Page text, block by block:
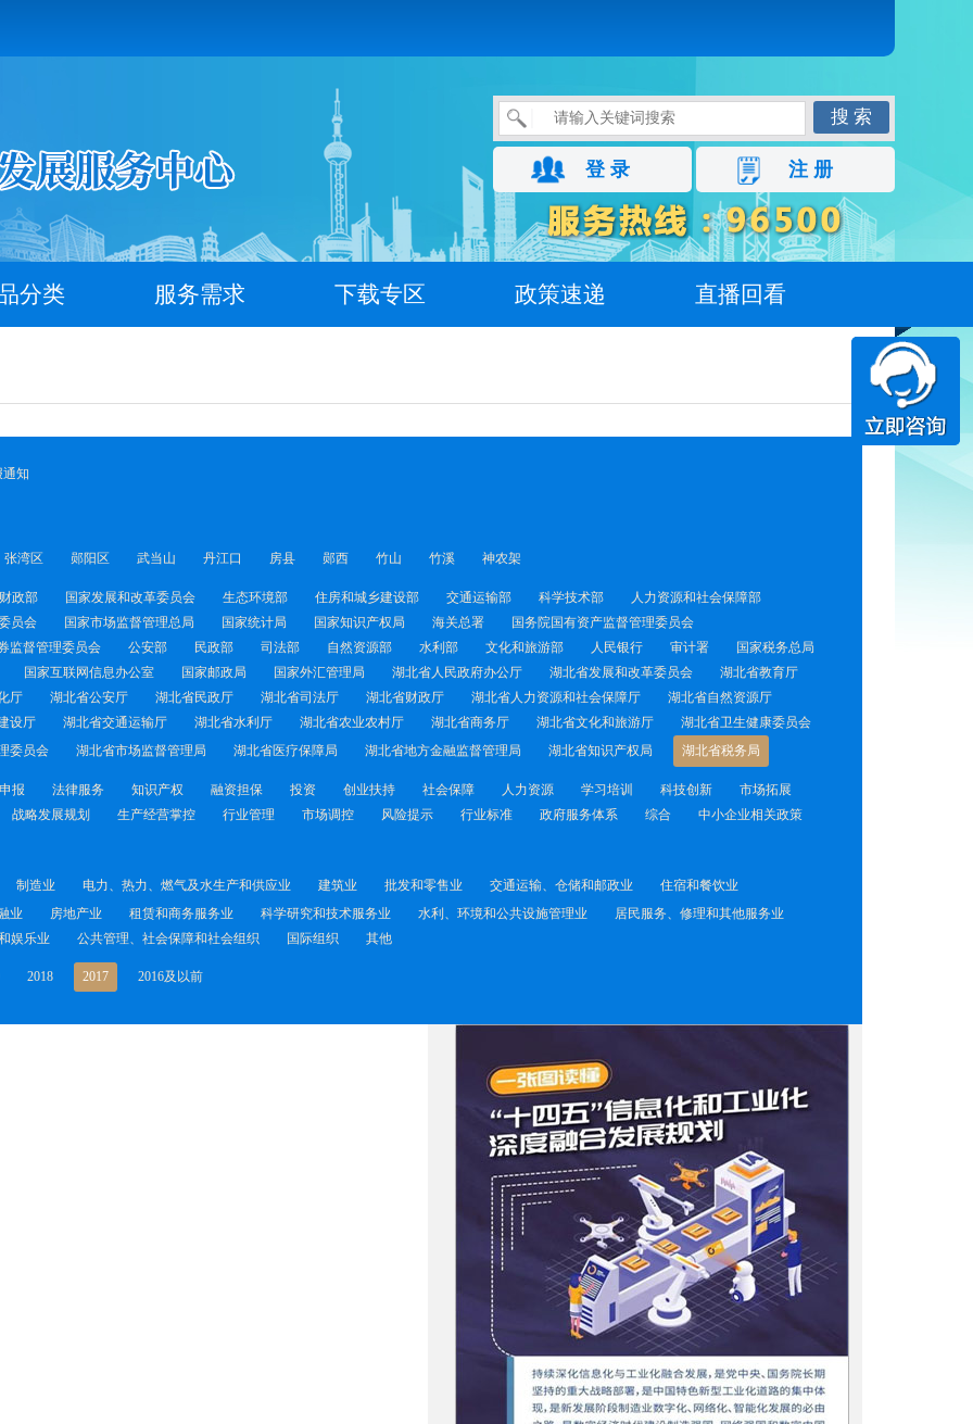
搜 索
登 录 注 册
分类 服务需求 下载专区 政策速递 直播回看
通知
张湾区 郧阳区 武当山 丹江口 房县 郧西 竹山 竹溪 神农架
财政部 国家发展和改革委员会 生态环境部 住房和城乡建设部 交通运输部 科学技术部
人力资源和社会保障部
员会 国家市场监督管理总局 国家统计局 国家知识产权局 海关总署
国务院国有资产监督管理委员会
监督管理委员会 公安部 民政部 司法部 自然资源部 水利部 文化和旅游部 人民银行 审计署
国家税务总局
国家互联网信息办公室 国家邮政局 国家外汇管理局 湖北省人民政府办公厅 湖北省发展和改革委员会
湖北省教育厅
厅 湖北省公安厅 湖北省民政厅 湖北省司法厅 湖北省财政厅 湖北省人力资源和社会保障厅
湖北省自然资源厅
设厅 湖北省交通运输厅 湖北省水利厅 湖北省农业农村厅 湖北省商务厅 湖北省文化和旅游厅
湖北省卫生健康委员会
委员会 湖北省市场监督管理局 湖北省医疗保障局 湖北省地方金融监督管理局 湖北省知识产权局 湖北省税务局
报 法律服务 知识产权 融资担保 投资 创业扶持 社会保障 人力资源 学习培训 科技创新
市场拓展
战略发展规划 生产经营掌控 行业管理 市场调控 风险提示 行业标准 政府服务体系 综合
中小企业相关政策
制造业 电力、热力、燃气及水生产和供应业 建筑业 批发和零售业 交通运输、仓储和邮政业
住宿和餐饮业
业 房地产业 租赁和商务服务业 科学研究和技术服务业 水利、环境和公共设施管理业
居民服务、修理和其他服务业
娱乐业 公共管理、社会保障和社会组织 国际组织 其他
2018 2017 2016及以前